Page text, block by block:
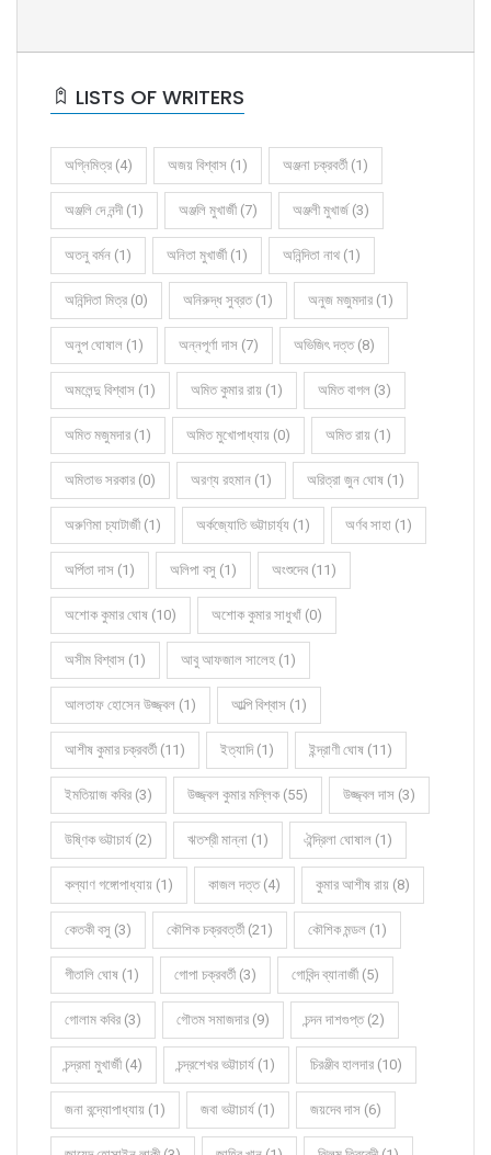
LISTS OF WRITERS
অগ্নিমিত্র (4) অজয় বিশ্বাস (1) অঞ্জনা চক্রবর্তী (1)
অঞ্জলি দে নন্দী (1) অঞ্জলি মুখার্জী (7) অঞ্জলী মুখার্জ (3)
অতনু বর্মন (1) অনিতা মুখার্জী (1) অনিন্দিতা নাথ (1)
অনিন্দিতা মিত্র (0) অনিরুদ্ধ সুব্রত (1) অনুজ মজুমদার (1)
অনুপ ঘোষাল (1) অন্নপূর্ণা দাস (7) অভিজিৎ দত্ত (8)
অমলেন্দু বিশ্বাস (1) অমিত কুমার রায় (1) অমিত বাগল (3)
অমিত মজুমদার (1) অমিত মুখোপাধ্যায় (0) অমিত রায় (1)
অমিতাভ সরকার (0) অরণ্য রহমান (1) অরিত্রা জুন ঘোষ (1)
অরুণিমা চ্যাটার্জী (1) অর্কজ্যোতি ভট্টাচার্য্য (1) অর্ণব সাহা (1)
অর্পিতা দাস (1) অলিপা বসু (1) অংশুদেব (11)
অশোক কুমার ঘোষ (10) অশোক কুমার সাধুখাঁ (0)
অসীম বিশ্বাস (1) আবু আফজাল সালেহ (1)
আলতাফ হোসেন উজ্জ্বল (1) আল্পি বিশ্বাস (1)
আশীষ কুমার চক্রবর্তী (11) ইত্যাদি (1) ইন্দ্রাণী ঘোষ (11)
ইমতিয়াজ কবির (3) উজ্জ্বল কুমার মল্লিক (55) উজ্জ্বল দাস (3)
উষ্ণিক ভট্টাচার্য (2) ঋতশ্রী মান্না (1) ঐন্দ্রিলা ঘোষাল (1)
কল্যাণ গঙ্গোপাধ্যায় (1) কাজল দত্ত (4) কুমার আশীষ রায় (8)
কেতকী বসু (3) কৌশিক চক্রবর্ত্তী (21) কৌশিক মন্ডল (1)
গীতালি ঘোষ (1) গোপা চক্রবর্তী (3) গোবিন্দ ব্যানার্জী (5)
গোলাম কবির (3) গৌতম সমাজদার (9) চন্দন দাশগুপ্ত (2)
চন্দ্রমা মুখার্জী (4) চন্দ্রশেখর ভট্টাচার্য (1) চিরঞ্জীব হালদার (10)
জনা বন্দ্যোপাধ্যায় (1) জবা ভট্টাচার্য (1) জয়দেব দাস (6)